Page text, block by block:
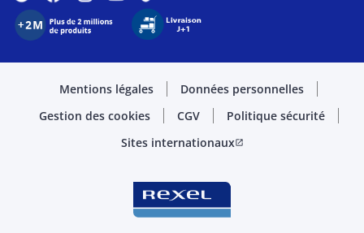
Mentions légales
Données personnelles
Gestion des cookies
CGV
Politique sécurité
Sites internationauxopen_in_new